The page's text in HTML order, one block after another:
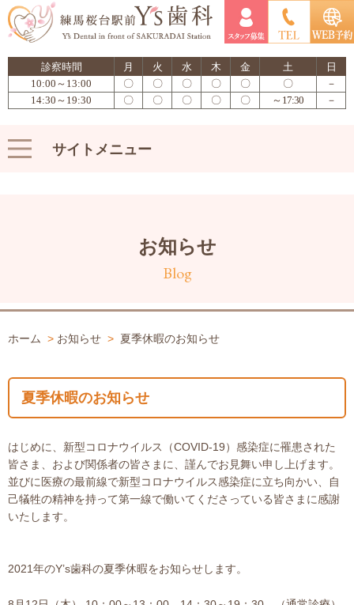
診察時間 月 火 水 木 金 土
日
10:00～13:00
〇 〇 〇 〇 〇 〇
－
14:30～19:30
〇 〇 〇 〇 〇 ～17:30 －
サイトメニュー
お知らせ
Blog
ホーム > お知らせ > 夏季休暇のお知らせ
夏季休暇のお知らせ
はじめに、新型コロナウイルス（COVID-19）感染症に罹患された
皆さま、および関係者の皆さまに、謹んでお見舞い申し上げます。
並びに医療の最前線で新型コロナウイルス感染症に立ち向かい、自
己犠牲の精神を持って第一線で働いてくださっている皆さまに感謝
いたします。
2021年のY’s歯科の夏季休暇をお知らせします。